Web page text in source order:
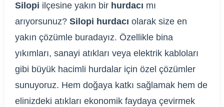
Silopi ilçesine yakın bir hurdacı mı
arıyorsunuz? Silopi hurdacı olarak size en
yakın çözümle buradayız. Özellikle bina
yıkımları, sanayi atıkları veya elektrik kabloları
gibi büyük hacimli hurdalar için özel çözümler
sunuyoruz. Hem doğaya katkı sağlamak hem de
elinizdeki atıkları ekonomik faydaya çevirmek